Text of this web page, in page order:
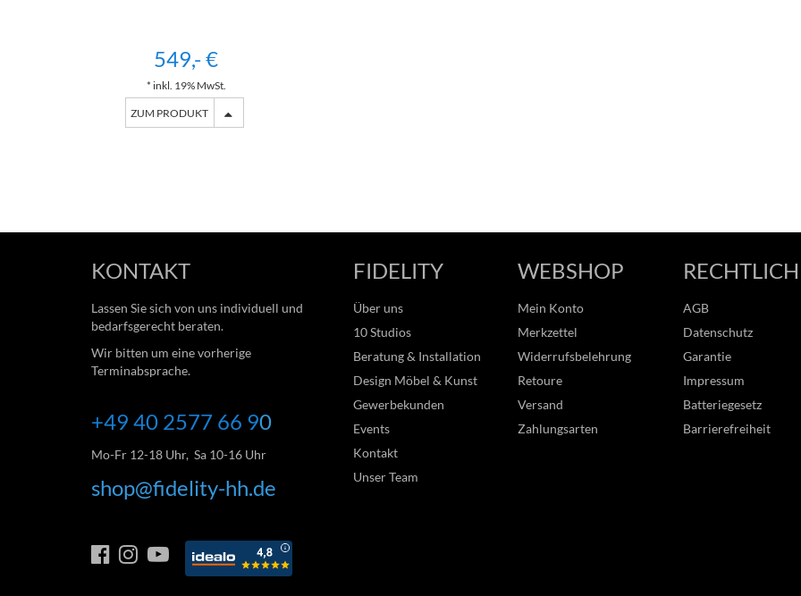
549,- €
* inkl. 19% MwSt.
ZUM PRODUKT
KONTAKT
Lassen Sie sich von uns individuell und
bedarfsgerecht beraten.
Wir bitten um eine vorherige
Terminabsprache.
+49 40 2577 66 90
Mo-Fr 12-18 Uhr, Sa 10-16 Uhr
shop@fidelity-hh.de
FIDELITY
Über uns
10 Studios
Beratung & Installation
Design Möbel & Kunst
Gewerbekunden
Events
Kontakt
Unser Team
WEBSHOP
Mein Konto
Merkzettel
Widerrufsbelehrung
Retoure
Versand
Zahlungsarten
AGB
Datenschutz
Garantie
Impressum
Batteriegesetz
Barrierefreiheit